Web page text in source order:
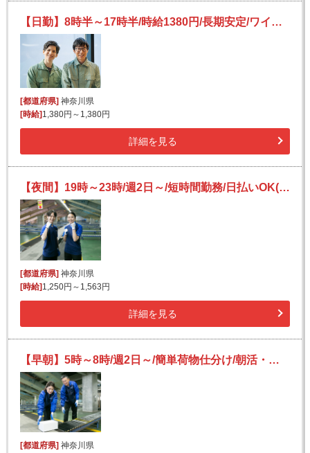
【日勤】8時半～17時半/時給1380円/長期安定/ワイヤーや電子部品等の入出荷
[都道府県] 神奈川県
[時給] 1,380円～1,380円
詳細を見る
【夜間】19時～23時/週2日～/短時間勤務/日払いOK(規定あり)/副業可/未経験OK
[都道府県]神奈川県
[時給]1,250円～1,563円
詳細を見る
【早朝】5時～8時/週2日～/簡単荷物仕分け/朝活・短時間/日払い可(規定有)/副業歓迎
[都道府県] 神奈川県